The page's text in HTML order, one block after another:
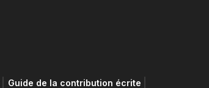
Guide de la contribution écrite